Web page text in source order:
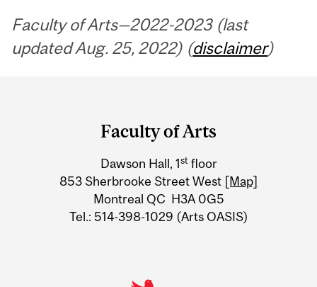
Faculty of Arts—2022-2023 (last
updated Aug. 25, 2022) (disclaimer)
Information
Faculty of Arts
Dawson Hall, 1st floor
853 Sherbrooke Street West [Map]
Montreal QC H3A 0G5
Tel.: 514-398-1029 (Arts OASIS)